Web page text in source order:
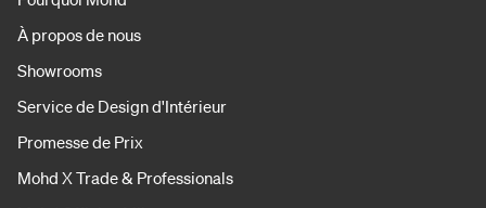
À propos de nous
Showrooms
Service de Design d'Intérieur
Promesse de Prix
Mohd X Trade & Professionals